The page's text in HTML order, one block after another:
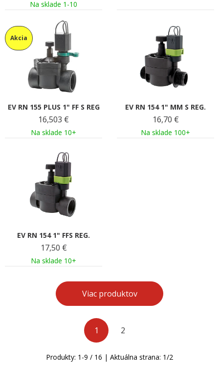
Na sklade 1-10
Akcia
EV RN 155 PLUS 1" FF S REG
16,503 €
Na sklade 10+
EV RN 154 1" MM S REG.
16,70 €
Na sklade 100+
EV RN 154 1" FFS REG.
17,50 €
Na sklade 10+
Viac produktov
1 2
Produkty: 1 -9 / 16 | Aktuálna strana: 1/2